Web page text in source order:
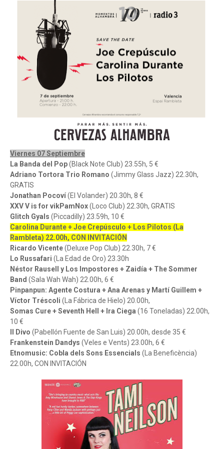
Viernes 07 Septiembre
La Banda del Pop(Black Note Club) 23.55h, 5 €
Adriano Tortora Trio Romano (Jimmy Glass Jazz) 22.30h,
GRATIS
Jonathan Pocoví(El Volander) 20.30h, 8 €
XXV V is for vikPamNox(Loco Club) 22.30h, GRATIS
Glitch Gyals (Piccadilly) 23.59h, 10 €
Carolina Durante + Joe Crepúsculo + Los Pilotos (La
Rambleta) 22.00h, CON INVITACIÓN
Ricardo Vicente(Deluxe Pop Club) 22.30h, 7 €
Lo Russafari (La Edad de Oro) 23.30h
Néstor Rausell y Los Impostores + Zaidía + The Sommer
Band (Sala Wah Wah) 22.00h, 6 €
Pinpanpun: Agente Costura + Ana Arenas y Martí Guillem +
Víctor Tréscoli (La Fábrica de Hielo) 20.00h,
Somas Cure + Seventh Hell + Ira Ciega (16 Toneladas) 22.00h,
10 €
Il Divo (Pabellón Fuente de San Luis) 20.00h, desde 35 €
Frankenstein Dandys (Veles e Vents) 23.00h, 6 €
Etnomusic: Cobla dels Sons Essencials (La Beneficència)
22.00h, CON INVITACIÓN